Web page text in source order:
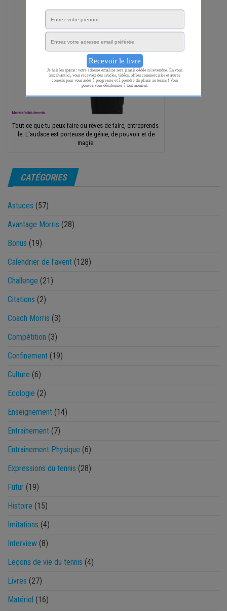
Tout ce que tu peux faire ou rêves de faire, entreprends-
le. L'audace est porteuse de génie, de pouvoir et de
magie.
CATÉGORIES
Astuces (57)
Avantage Morris (28)
Bonus (19)
Calendrier de l'avent (128)
Challenge (21)
Citations (2)
Coach Morris (3)
Compétition (3)
Confinement (19)
Culture (6)
Ecologie (2)
Enseignement (14)
Entraînement (7)
Entraînement Physique (6)
Expressions du tennis (28)
Futur (19)
Histoire (15)
Imitations (4)
Interview (8)
Leçons de vie du tennis (4)
Livres (27)
Matériel (16)